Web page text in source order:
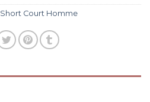
Short Court Homme